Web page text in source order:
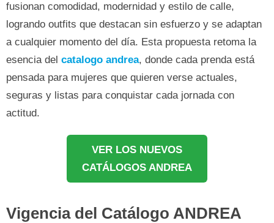
fusionan comodidad, modernidad y estilo de calle,
logrando outfits que destacan sin esfuerzo y se adaptan
a cualquier momento del día. Esta propuesta retoma la
esencia del catalogo andrea, donde cada prenda está
pensada para mujeres que quieren verse actuales,
seguras y listas para conquistar cada jornada con
actitud.
VER LOS NUEVOS
CATÁLOGOS ANDREA
Vigencia del Catálogo ANDREA